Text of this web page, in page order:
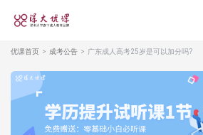
优课首页 成考公告 广东成人高考25岁是可以加分吗?